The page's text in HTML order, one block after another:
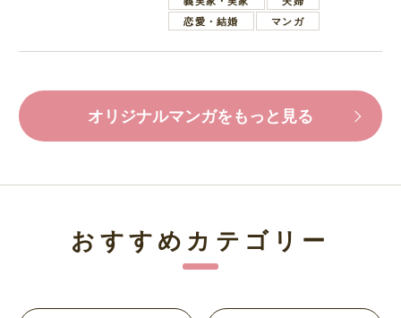
恋愛・結婚
マンガ
オリジナルマンガをもっと見る
おすすめカテゴリー